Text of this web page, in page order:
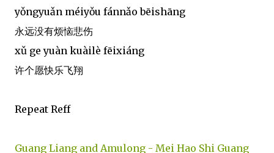
yǒngyuǎn méiyǒu fánnǎo bēishāng
永远没有烦恼悲伤
xǔ ge yuàn kuàilè fēixiáng
许个愿快乐飞翔
Repeat Reff
Guang Liang and Amulong - Mei Hao Shi Guang